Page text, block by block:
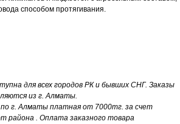
способом протягивания.
для всех городов РК и бывших СНГ. Заказы
из г. Алматы.
г. Алматы платная от 7000тг. за счет
района . Оплата заказного товара